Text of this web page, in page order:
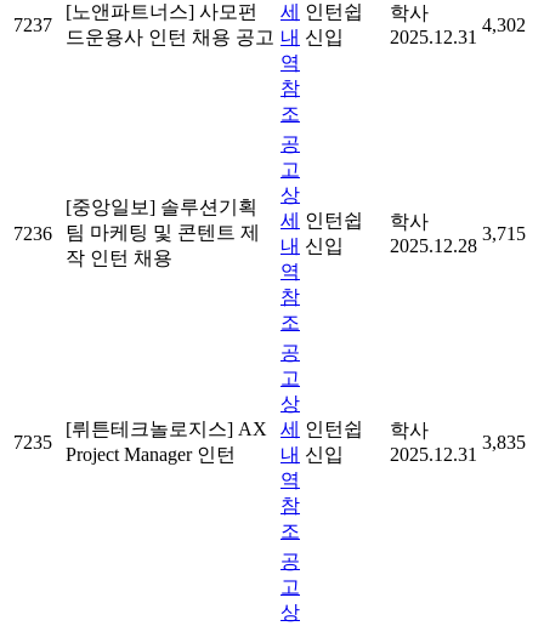
7237
[노앤파트너스] 사모펀
드운용사 인턴 채용 공고
세
내
역
참
조
인턴쉽
신입
학사
2025.12.31
4,302
7236
[중앙일보] 솔루션기획
팀 마케팅 및 콘텐트 제
작 인턴 채용
공
고
상
세
내
역
참
조
인턴쉽
신입
학사
2025.12.28
3,715
7235
[뤼튼테크놀로지스] AX
Project Manager 인턴
공
고
상
세
내
역
참
조
인턴쉽
신입
학사
2025.12.31
3,835
공
고
상